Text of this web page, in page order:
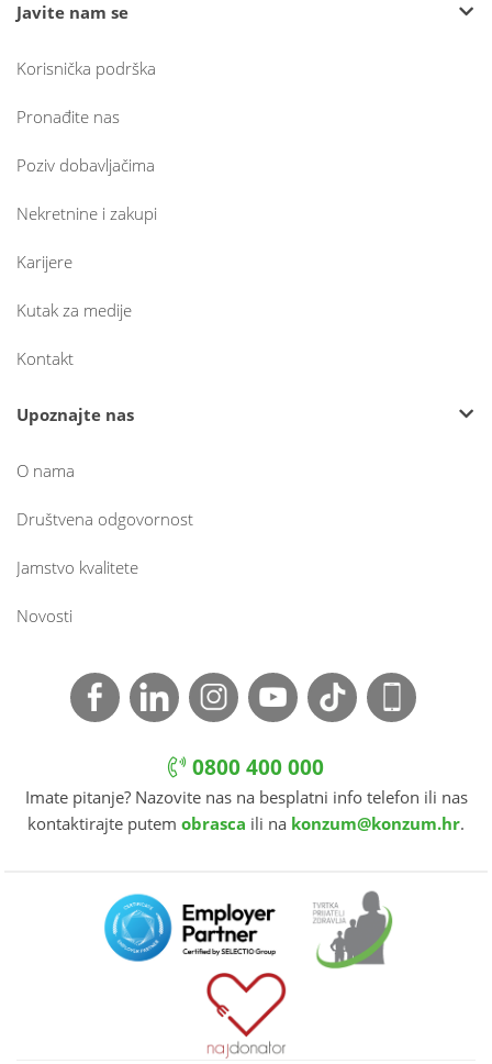
Javite nam se
Korisnička podrška
Pronađite nas
Poziv dobavljačima
Nekretnine i zakupi
Karijere
Kutak za medije
Kontakt
Upoznajte nas
O nama
Društvena odgovornost
Jamstvo kvalitete
Novosti
0800 400 000
Imate pitanje? Nazovite nas na besplatni info telefon ili nas
kontaktirajte putem obrasca ili na konzum@konzum.hr.